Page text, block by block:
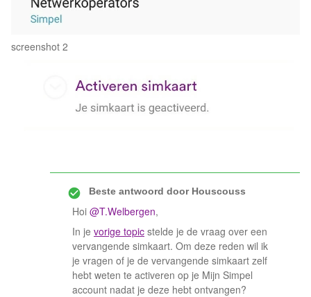
screenshot 2
Beste antwoord doorHouscouss
Hoi @T.Welbergen,
In je vorige topic stelde je de vraag over een
vervangende simkaart. Om deze reden wil ik
je vragen of je de vervangende simkaart zelf
hebt weten te activeren op je Mijn Simpel
account nadat je deze hebt ontvangen?